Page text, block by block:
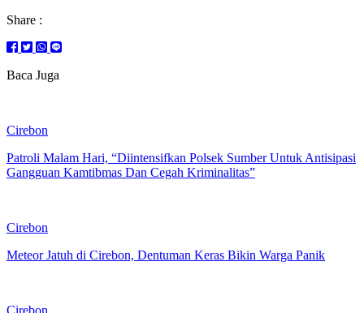
Share :
Baca Juga
Cirebon
Patroli Malam Hari, “Diintensifkan Polsek Sumber Untuk Antisipasi
Gangguan Kamtibmas Dan Cegah Kriminalitas”
Cirebon
Meteor Jatuh di Cirebon, Dentuman Keras Bikin Warga Panik
Cirebon